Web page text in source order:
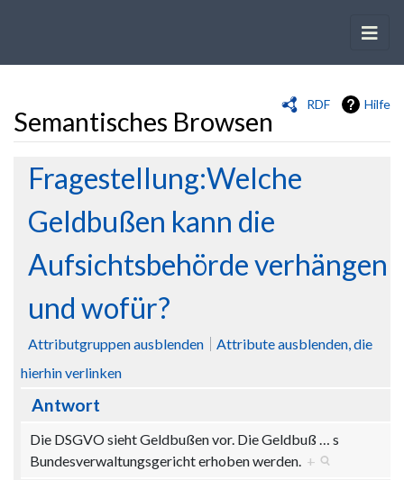
RDF Hilfe
Semantisches Browsen
Wechseln zu: Navigation
Fragestellung:Welche
Geldbußen kann die
Aufsichtsbehörde verhängen
und wofür?
Attributgruppen ausblenden
Attribute ausblenden, die
hierhin verlinken
Antwort
Die DSGVO sieht Geldbußen vor. Die Geldbuß… s
Bundesverwaltungsgericht erhoben werden. +